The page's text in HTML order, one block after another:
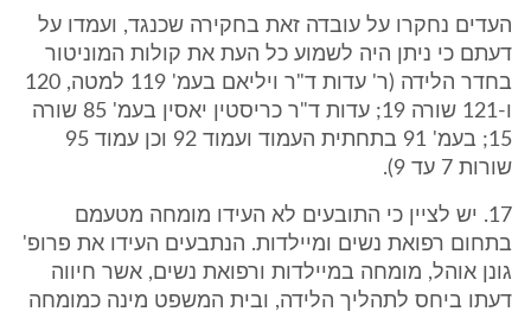
העדים נחקרו על עובדה זאת בחקירה שכנגד, ועמדו על
דעתם כי ניתן היה לשמוע כל העת את קולות המוניטור
בחדר הלידה (ר' עדות ד"ר ויליאם בעמ' 119 למטה, 120
ו-121 שורה 19; עדות ד"ר כריסטין יאסין בעמ' 85 שורה
15; בעמ' 91 בתחתית העמוד ועמוד 92 וכן עמוד 95
שורות 7 עד 9).
17. יש לציין כי התובעים לא העידו מומחה מטעמם
בתחום רפואת נשים ומיילדות. הנתבעים העידו את פרופ'
גונן אוהל, מומחה במיילדות ורפואת נשים, אשר חיווה
דעתו ביחס לתהליך הלידה, ובית המשפט מינה כמומחה